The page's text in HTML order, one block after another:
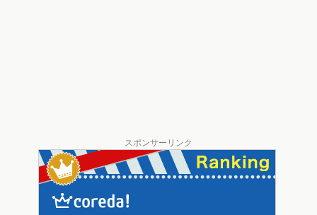
スポンサーリンク